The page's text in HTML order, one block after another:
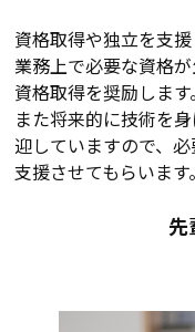
資格取得や独立を支援
業務上で必要な資格
資格取得を奨励します。
また将来的に技術を
迎していますので、
支援させてもらいます。
先